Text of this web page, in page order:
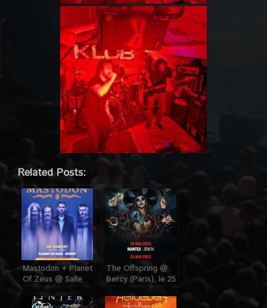
Related Posts:
Mastodon + Planet
Of Zeus @ Salle
Pleyel (Paris), le 7
Juin 2022
The Offspring @
Bercy (Paris), le 25